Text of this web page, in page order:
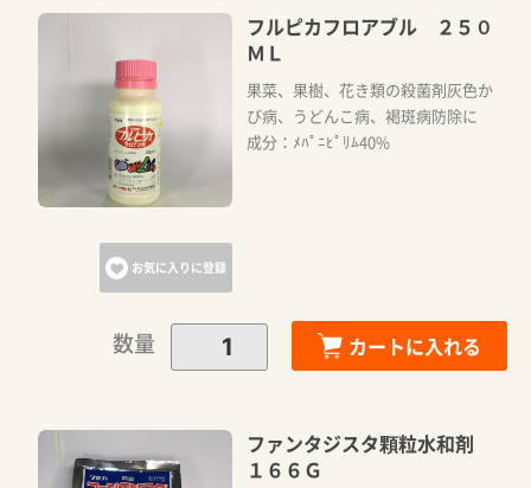
お気に入りに登録
フルピカフロアブル ２５０
ＭＬ
果菜、果樹、花き類の殺菌剤灰色か
び病、うどんこ病、褐斑病防除に
成分：ﾒﾊﾟﾆﾋﾟﾘﾑ40%
数量 カートに入れる
ファンタジスタ顆粒水和剤
１６６Ｇ